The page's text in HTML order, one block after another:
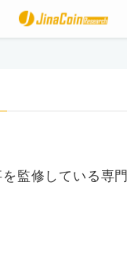
監修している専